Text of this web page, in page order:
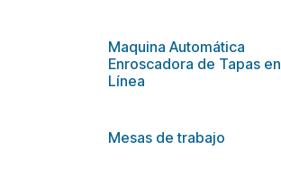
Maquina Automática
Enroscadora de Tapas en
Línea
Mesas de trabajo